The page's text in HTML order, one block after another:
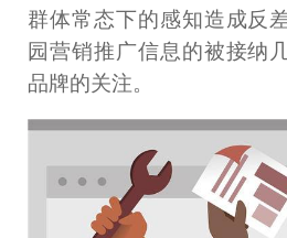
群体常态下的感知造成反
园营销推广信息的被接纳
品牌的关注。